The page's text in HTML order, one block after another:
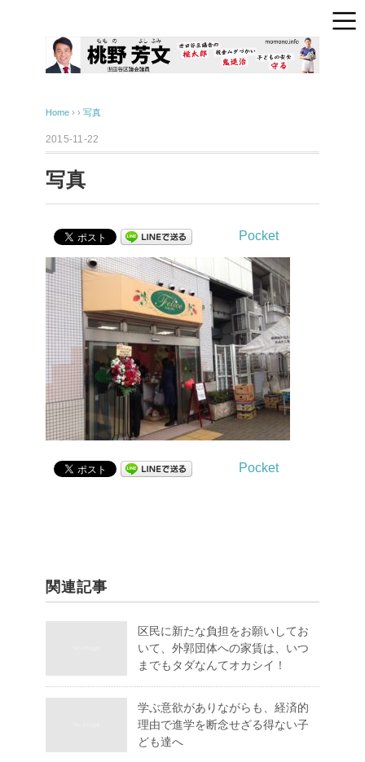
Home › › 写真
2015-11-22
写真
Pocket
Pocket
関連記事
区民に新たな負担をお願いしてお
いて、外郭団体への家賃は、いつ
までもタダなんてオカシイ！
学ぶ意欲がありながらも、経済的
理由で進学を断念せざる得ない子
ども達へ